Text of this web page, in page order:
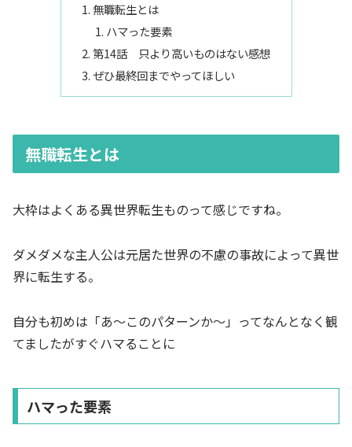
無職転生とは
ハマった要素
第14話 只より高いものはない感想
ぜひ最終回までやってほしい
無職転生とは
大枠はよくある異世界転生ものって感じですね。
ダメダメな主人公は元居た世界の不慮の事故によって異世
界に転生する。
自分も初めは「あ〜このパターンか〜」ってなんとなく観
てましたがすぐハマることに
ハマった要素